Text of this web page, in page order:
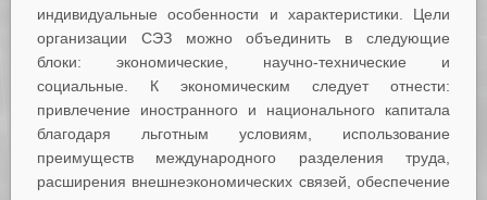
индивидуальные особенности и характеристики. Цели
организации СЭЗ можно объединить в следующие
блоки: экономические, научно-технические и
социальные. К экономическим следует отнести:
привлечение иностранного и национального капитала
благодаря льготным условиям, использование
преимуществ международного разделения труда,
расширения внешнеэкономических связей, обеспечение